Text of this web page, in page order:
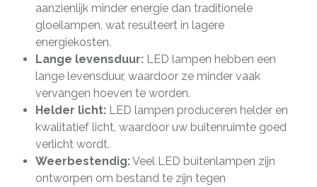
aanzienlijk minder energie dan traditionele
gloeilampen, wat resulteert in lagere
energiekosten.
Lange levensduur: LED lampen hebben een
lange levensduur, waardoor ze minder vaak
vervangen hoeven te worden.
Helder licht: LED lampen produceren helder en
kwalitatief licht, waardoor uw buitenruimte goed
verlicht wordt.
Weerbestendig:Veel LED buitenlampen zijn
ontworpen om bestand te zijn tegen